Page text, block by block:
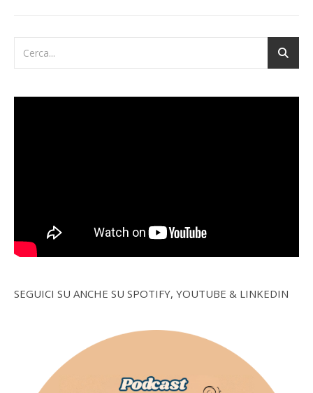
SEGUICI SU ANCHE SU SPOTIFY, YOUTUBE & LINKEDIN